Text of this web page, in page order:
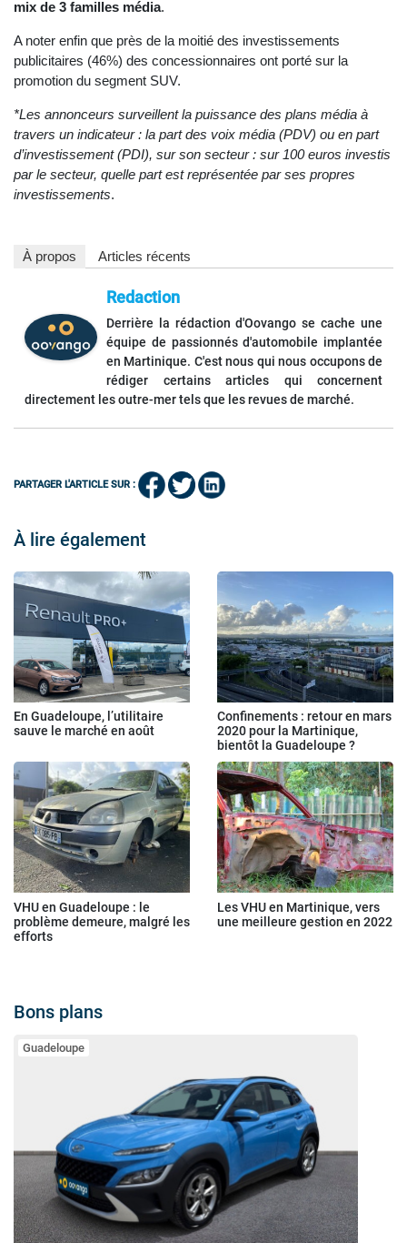
mix de 3 familles média.
A noter enfin que près de la moitié des investissements
publicitaires (46%) des concessionnaires ont porté sur la
promotion du segment SUV.
*Les annonceurs surveillent la puissance des plans média à
travers un indicateur : la part des voix média (PDV) ou en part
d’investissement (PDI), sur son secteur : sur 100 euros investis
par le secteur, quelle part est représentée par ses propres
investissements.
À propos Articles récents
Redaction
Derrière la rédaction d'Oovango se cache une
équipe de passionnés d'automobile implantée
en Martinique. C'est nous qui nous occupons de
rédiger certains articles qui concernent
directement les outre-mer tels que les revues de marché.
PARTAGER L'ARTICLE SUR :
À lire également
En Guadeloupe, l’utilitaire
sauve le marché en août
Confinements : retour en mars
2020 pour la Martinique,
bientôt la Guadeloupe ?
VHU en Guadeloupe : le
problème demeure, malgré les
efforts
Les VHU en Martinique, vers
une meilleure gestion en 2022
Bons plans
Guadeloupe